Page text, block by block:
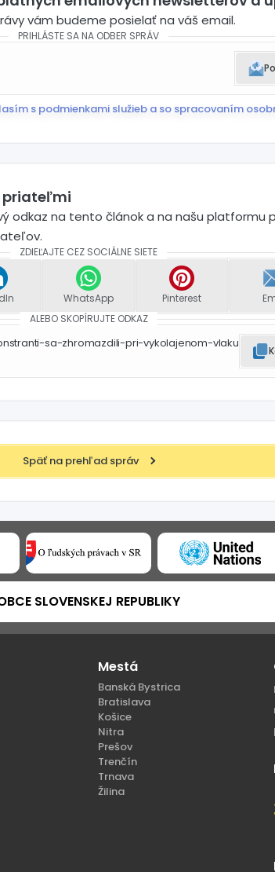
vám budeme posielať na váš email.
PRIHLÁSTE SA NA ODBER SPRÁV
s podmienkami služieb a so spracovaním
priateľmi
odkaz na tento článok a na našu platformu
ZDIEĽAJTE CEZ SOCIÁLNE SIETE
WhatsApp Pinterest
ALEBO SKOPÍRUJTE ODKAZ
sa-zhromazdili-pri-vykolajenom-vlaku
Späť na prehľad správ
SLOVENSKEJ REPUBLIKY
Mestá
Banská Bystrica
Bratislava
Košice
Nitra
Prešov
Trenčín
Trnava
Žilina